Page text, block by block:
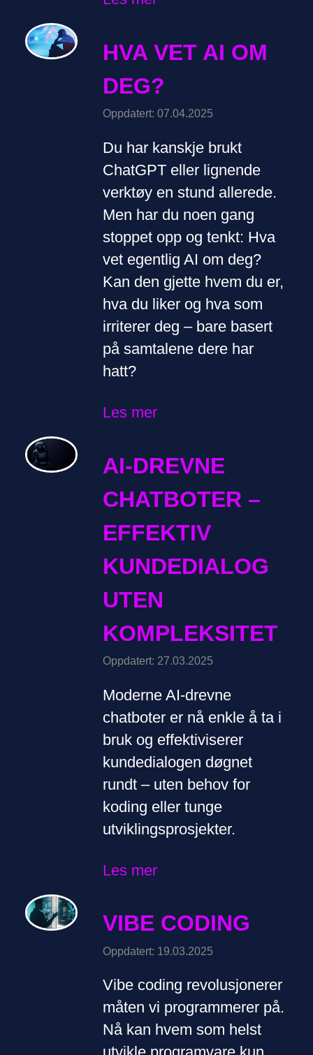
HVA VET AI OM
DEG?
Oppdatert: 07.04.2025
Du har kanskje brukt
ChatGPT eller lignende
verktøy en stund allerede.
Men har du noen gang
stoppet opp og tenkt: Hva
vet egentlig AI om deg?
Kan den gjette hvem du er,
hva du liker og hva som
irriterer deg – bare basert
på samtalene dere har
hatt?
Les mer
AI-DREVNE
CHATBOTER –
EFFEKTIV
KUNDEDIALOG
UTEN
KOMPLEKSITET
Oppdatert: 27.03.2025
Moderne AI-drevne
chatboter er nå enkle å ta i
bruk og effektiviserer
kundedialogen døgnet
rundt – uten behov for
koding eller tunge
utviklingsprosjekter.
Les mer
VIBE CODING
Oppdatert: 19.03.2025
Vibe coding revolusjonerer
måten vi programmerer på.
Nå kan hvem som helst